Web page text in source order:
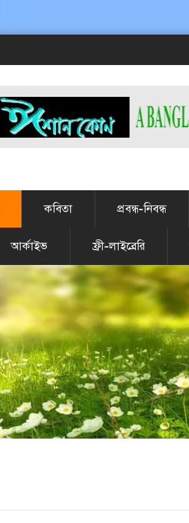
কবিতা প্রবন্ধ-নিবন্ধ
আর্কাইভ ফ্রী-লাইব্রেরি